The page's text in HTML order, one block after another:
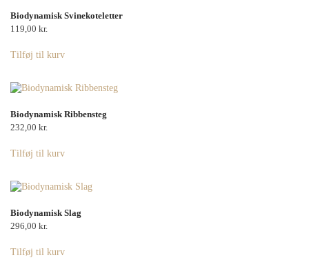
Biodynamisk Svinekoteletter
119,00 kr.
Tilføj til kurv
Biodynamisk Ribbensteg
232,00 kr.
Tilføj til kurv
Biodynamisk Slag
296,00 kr.
Tilføj til kurv